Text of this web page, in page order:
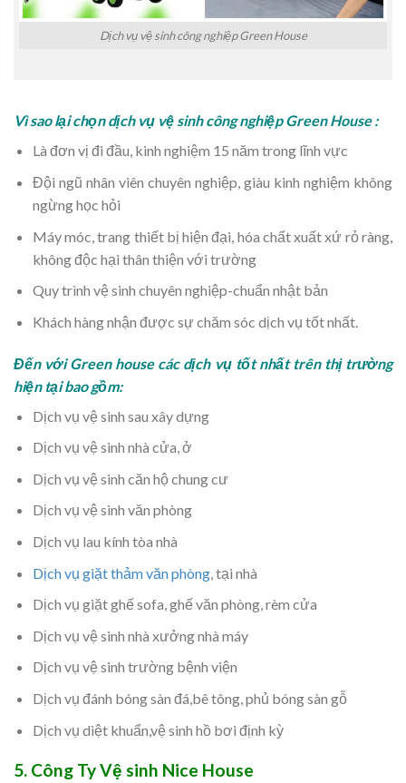
Dịch vụ vệ sinh công nghiệp Green House
Vì sao lại chọn dịch vụ vệ sinh công nghiệp Green House :
Là đơn vị đi đầu, kinh nghiệm 15 năm trong lĩnh vực
Đội ngũ nhân viên chuyên nghiệp, giàu kinh nghiệm không
ngừng học hỏi
Máy móc, trang thiết bị hiện đại, hóa chất xuất xứ rỏ ràng,
không độc hại thân thiện với trường
Quy trình vệ sinh chuyên nghiệp-chuẩn nhật bản
Khách hàng nhận được sự chăm sóc dịch vụ tốt nhất.
Đến với Green house các dịch vụ tốt nhất trên thị trường
hiện tại bao gồm:
Dịch vụ vệ sinh sau xây dựng
Dịch vụ vệ sinh nhà cửa, ở
Dịch vụ vệ sinh căn hộ chung cư
Dịch vụ vệ sinh văn phòng
Dịch vụ lau kính tòa nhà
Dịch vụ giặt thảm văn phòng, tại nhà
Dịch vụ giặt ghế sofa, ghế văn phòng, rèm cửa
Dịch vụ vệ sinh nhà xưởng nhà máy
Dịch vụ vệ sinh trường bệnh viện
Dịch vụ đánh bóng sàn đá,bê tông, phủ bóng sàn gỗ
Dịch vụ diệt khuẩn,vệ sinh hồ bơi định kỳ
5. Công Ty Vệ sinh Nice House